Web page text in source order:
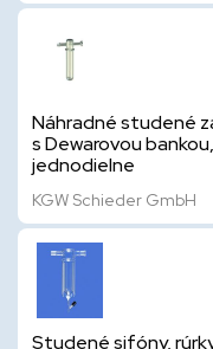
Náhradné studené
s Dewarovou
jednodielne
KGW Schieder GmbH
Studené sifóny,